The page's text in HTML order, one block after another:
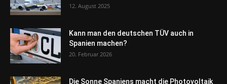
12. August 2025
Kann man den deutschen TÜV auch in
Spanien machen?
20. Februar 2026
Die Sonne Spaniens macht die Photovoltaik